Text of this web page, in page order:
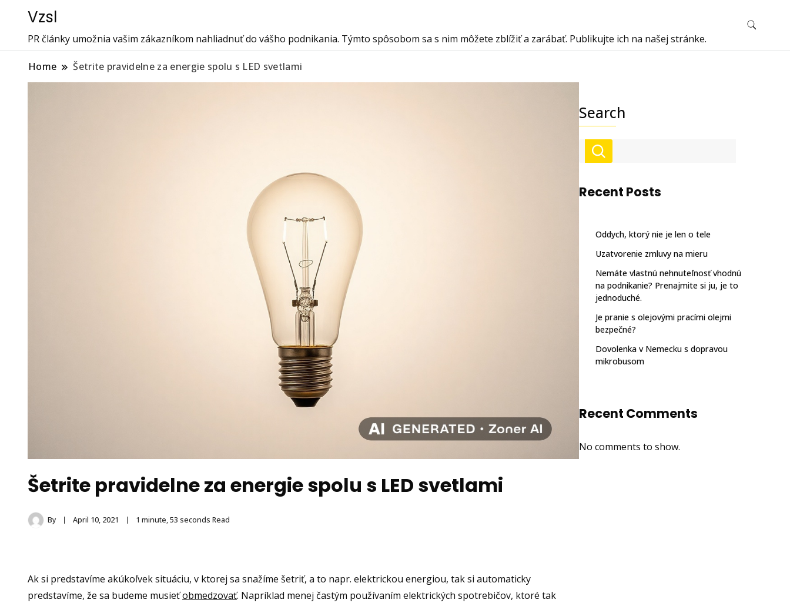
Vzsl
PR články umožnia vašim zákazníkom nahliadnuť do vášho podnikania. Týmto spôsobom sa s nim môžete zblížiť a zarábať. Publikujte ich na našej stránke.
Home Šetrite pravidelne za energie spolu s LED svetlami
Šetrite pravidelne za energie spolu s LED svetlami
By April 10, 2021 1 minute, 53 seconds Read
Ak si predstavíme akúkoľvek situáciu, v ktorej sa snažíme šetriť, a to napr. elektrickou energiou, tak si automaticky
predstavíme, že sa budeme musieťobmedzovať. Napríklad menej častým používaním elektrických spotrebičov, ktoré tak
Search
Recent Posts
Oddych, ktorý nie je len o tele
Uzatvorenie zmluvy na mieru
Nemáte vlastnú nehnuteľnosť vhodnú
na podnikanie? Prenajmite si ju, je to
jednoduché.
Je pranie s olejovými pracími olejmi
bezpečné?
Dovolenka v Nemecku s dopravou
mikrobusom
Recent Comments
No comments to show.